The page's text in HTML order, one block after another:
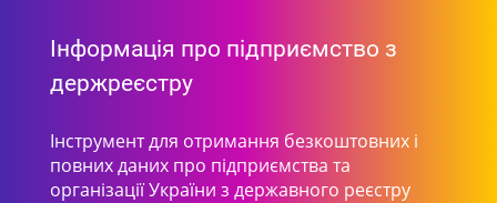
Інформація про підприємство з
держреєстру
Інструмент для отримання безкоштовних і
повних даних про підприємства та
організації України з державного реєстру